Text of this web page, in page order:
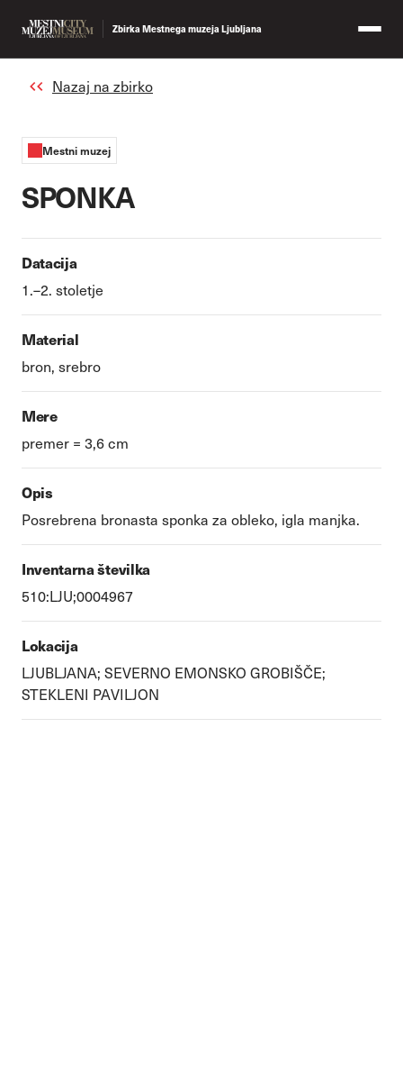
Zbirka Mestnega muzeja Ljubljana
Nazaj na zbirko
Mestni muzej
SPONKA
Datacija
1.–2. stoletje
Material
bron, srebro
Mere
premer = 3,6 cm
Opis
Posrebrena bronasta sponka za obleko, igla manjka.
Inventarna številka
510:LJU;0004967
Lokacija
LJUBLJANA; SEVERNO EMONSKO GROBIŠČE;
STEKLENI PAVILJON